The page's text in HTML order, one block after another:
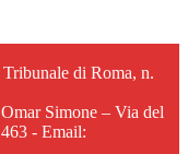
di Roma, n.
Simone – Via del
- Email: